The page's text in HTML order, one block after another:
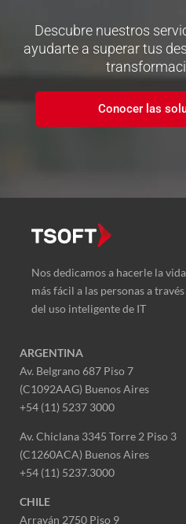
Descubre nuestros
ayudarte a superar tus
Conocer las
Nos dedicamos a hacerle la vida
más fácil a las personas a través
del uso inteligente de IT
ARGENTINA
Av. Belgrano 687 Piso 7
(C1092AAG) Buenos Aires
+54 (11) 5237 3000
Av. Chiclana 3345 Torre 2 Piso 3
(C1260ACA) Buenos Aires
+54 (11) 5237.3000
CHILE
Arrayán 2750 Piso 9